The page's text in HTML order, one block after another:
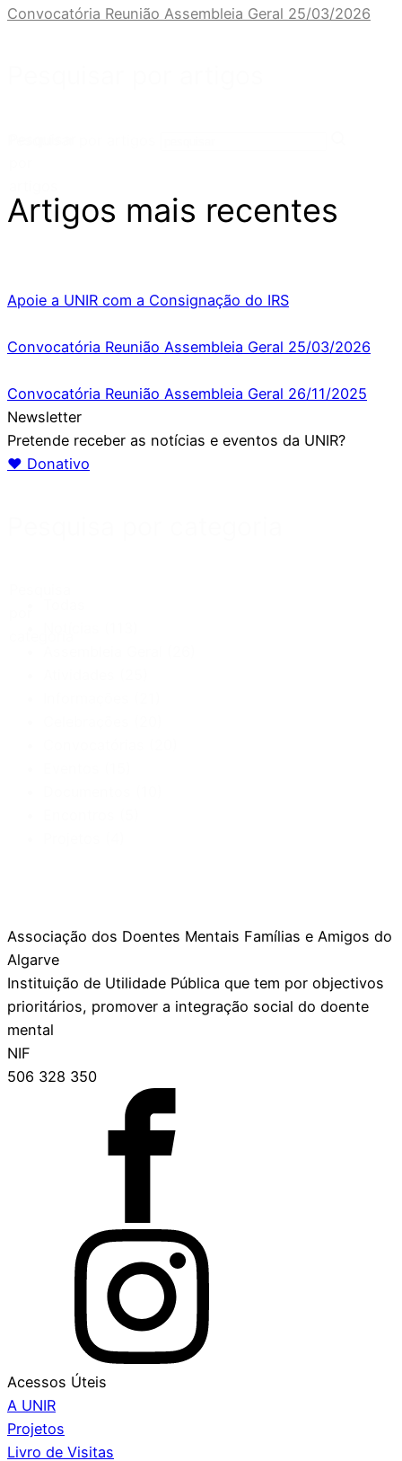
Convocatória Reunião Assembleia Geral 25/03/2026
Artigos mais recentes
Apoie a UNIR com a Consignação do IRS
Convocatória Reunião Assembleia Geral 25/03/2026
Convocatória Reunião Assembleia Geral 26/11/2025
Newsletter
Pretende receber as notícias e eventos da UNIR?
♥ Donativo
Associação dos Doentes Mentais Famílias e Amigos do
Algarve
Instituição de Utilidade Pública que tem por objectivos
prioritários, promover a integração social do doente
mental
NIF
506 328 350
Acessos Úteis
A UNIR
Projetos
Livro de Visitas